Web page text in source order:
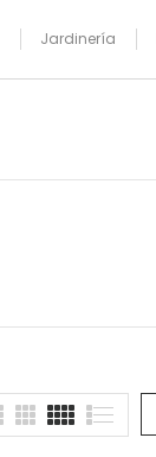
Jardinería